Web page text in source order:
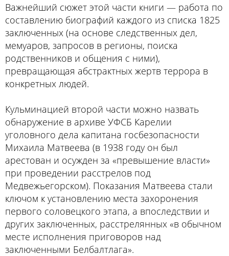
Важнейший сюжет этой части книги — работа по
составлению биографий каждого из списка 1825
заключенных (на основе следственных дел,
мемуаров, запросов в регионы, поиска
родственников и общения с ними),
превращающая абстрактных жертв террора в
конкретных людей.
Кульминацией второй части можно назвать
обнаружение в архиве УФСБ Карелии
уголовного дела капитана госбезопасности
Михаила Матвеева (в 1938 году он был
арестован и осужден за «превышение власти»
при проведении расстрелов под
Медвежьегорском). Показания Матвеева стали
ключом к установлению места захоронения
первого соловецкого этапа, а впоследствии и
других заключенных, расстрелянных «в обычном
месте исполнения приговоров над
заключенными Белбалтлага».